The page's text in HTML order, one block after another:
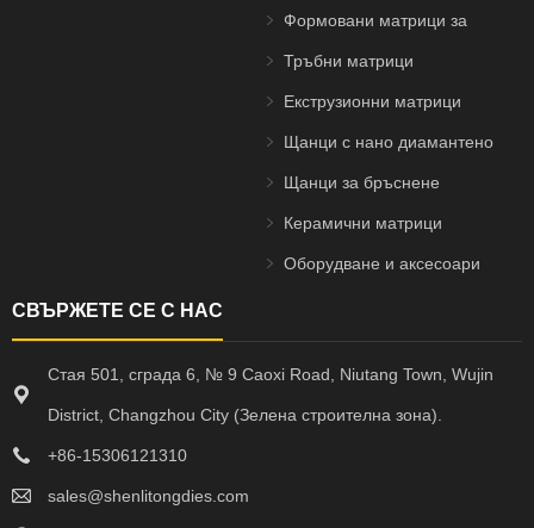
Формовани матрици за
изтегляне на тел
Тръбни матрици
Екструзионни матрици
Щанци с нано диамантено
покритие
Щанци за бръснене
Керамични матрици
Оборудване и аксесоари
СВЪРЖЕТЕ СЕ С НАС
Стая 501, сграда 6, № 9 Caoxi Road, Niutang Town, Wujin
District, Changzhou City (Зелена строителна зона).
+86-15306121310
sales@shenlitongdies.com